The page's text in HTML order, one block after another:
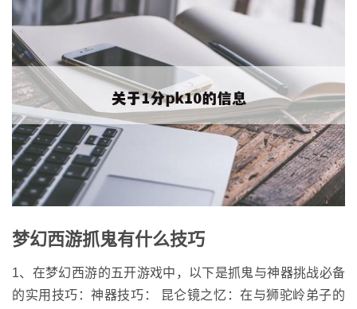
梦幻西游抓鬼有什么技巧
1、在梦幻西游的五开游戏中，以下是抓鬼与神器挑战必备
的实用技巧：神器技巧： 昆仑镜之忆：在与狮驼岭弟子的